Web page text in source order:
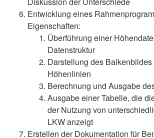
Entwicklung eines
Eigenschaften:
Überführung einer
Datenstruktur
Darstellung des
Höhenlinien
Berechnung und Ausgabe
Ausgabe einer Tabelle, die
der Nutzung von
LKW anzeigt
Erstellen der Dokumentation für